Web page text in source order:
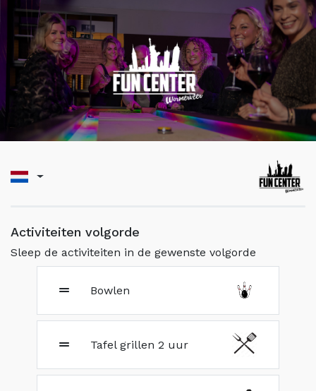
Activiteiten volgorde
Sleep de activiteiten in de gewenste volgorde
Bowlen
Tafel grillen 2 uur